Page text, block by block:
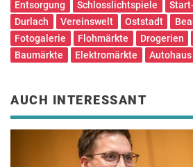
Entsorgung
Schlosslichtspiele
Durlach
Vereinswelt Oststadt
Fotogalerie
Flohmärkte Drogerien
Baumärkte
Elektromärkte Autohaus
AUCH INTERESSANT